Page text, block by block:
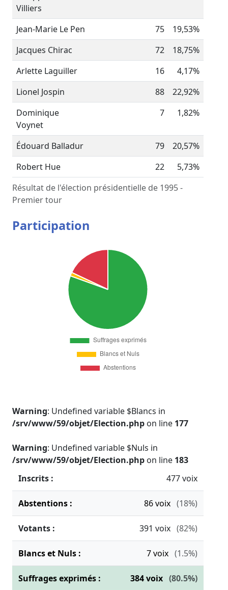
Résultat de l'élection présidentielle de 1995 -
Premier tour
Villiers
Jean-Marie Le Pen 75
19,53%
Jacques Chirac
72
18,75%
Arlette Laguiller
16
4,17%
Lionel Jospin
88
22,92%
Dominique
Voynet
7 1,82%
Édouard Balladur 79
20,57%
Robert Hue
22 5,73%
Participation
Warning: Undefined variable $Blancs in
/srv/www/59/objet/Election.php on line 177
Warning: Undefined variable $Nuls in
/srv/www/59/objet/Election.php on line 183
Inscrits :
477 voix
Abstentions : 86voix (18%)
Votants : 391 voix (82%)
Blancs et Nuls : 7voix (1.5%)
Suffrages exprimés : 384voix (80.5%)